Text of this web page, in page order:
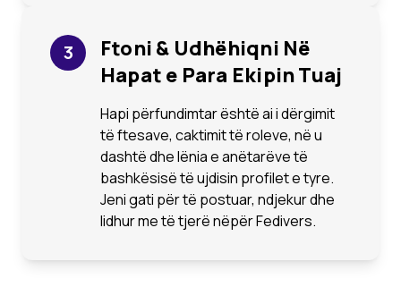
3
Ftoni & Udhëhiqni Në
Hapat e Para Ekipin Tuaj
Hapi përfundimtar është ai i dërgimit
të ftesave, caktimit të roleve, në u
dashtë dhe lënia e anëtarëve të
bashkësisë të ujdisin profilet e tyre.
Jeni gati për të postuar, ndjekur dhe
lidhur me të tjerë nëpër Fedivers.